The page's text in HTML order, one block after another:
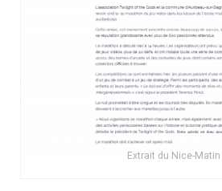
Extrait du Nice-Matin